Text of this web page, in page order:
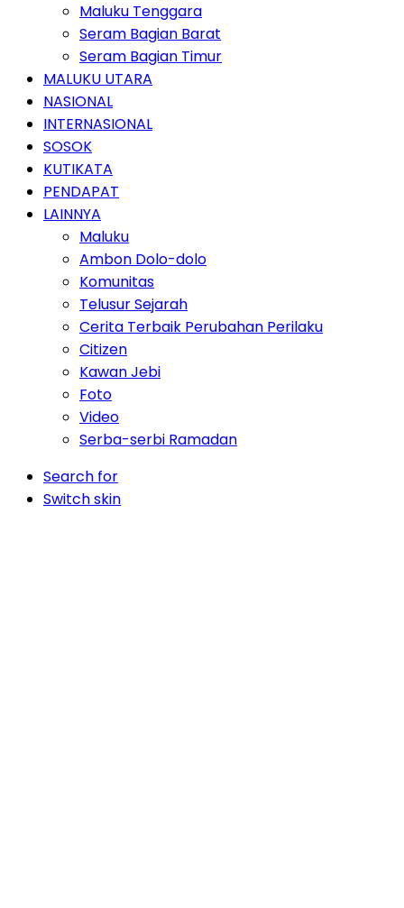
Maluku Tenggara
Seram Bagian Barat
Seram Bagian Timur
MALUKU UTARA
NASIONAL
INTERNASIONAL
SOSOK
KUTIKATA
PENDAPAT
LAINNYA
Maluku
Ambon Dolo-dolo
Komunitas
Telusur Sejarah
Cerita Terbaik Perubahan Perilaku
Citizen
Kawan Jebi
Foto
Video
Serba-serbi Ramadan
Search for
Switch skin